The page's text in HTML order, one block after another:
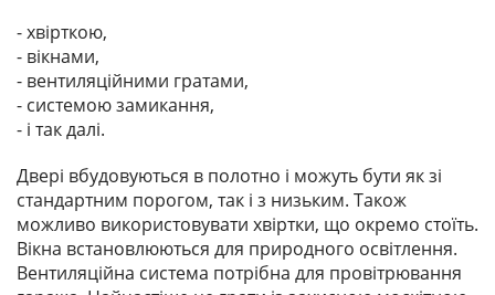
- хвірткою,
- вікнами,
- вентиляційними гратами,
- системою замикання,
- і так далі.
Двері вбудовуються в полотно і можуть бути як зі
стандартним порогом, так і з низьким. Також
можливо використовувати хвіртки, що окремо стоїть.
Вікна встановлюються для природного освітлення.
Вентиляційна система потрібна для провітрювання